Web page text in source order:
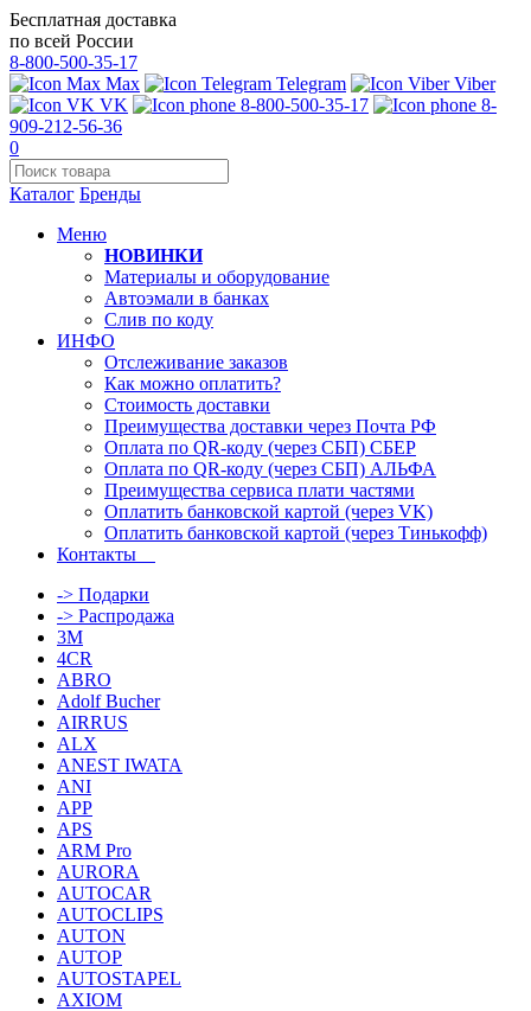
Бесплатная доставка
по всей России
8-800-500-35-17
Max
Telegram
Viber
VK
8-800-500-35-17
8-
909-212-56-36
0
Каталог Бренды
Меню
НОВИНКИ
Материалы и оборудование
Автоэмали в банках
Слив по коду
ИНФО
Отслеживание заказов
Как можно оплатить?
Стоимость доставки
Преимущества доставки через Почта РФ
Оплата по QR-коду (через СБП) СБЕР
Оплата по QR-коду (через СБП) АЛЬФА
Преимущества сервиса плати частями
Оплатить банковской картой (через VK)
Оплатить банковской картой (через Тинькофф)
Контакты
-> Подарки
-> Распродажа
3M
4CR
ABRO
Adolf Bucher
AIRRUS
ALX
ANEST IWATA
ANI
APP
APS
ARM Pro
AURORA
AUTOCAR
AUTOCLIPS
AUTON
AUTOP
AUTOSTAPEL
AXIOM